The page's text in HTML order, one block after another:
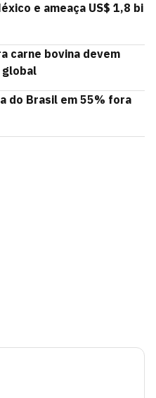
e ameaça US$ 1,8 bi
carne bovina devem
do Brasil em 55% fora